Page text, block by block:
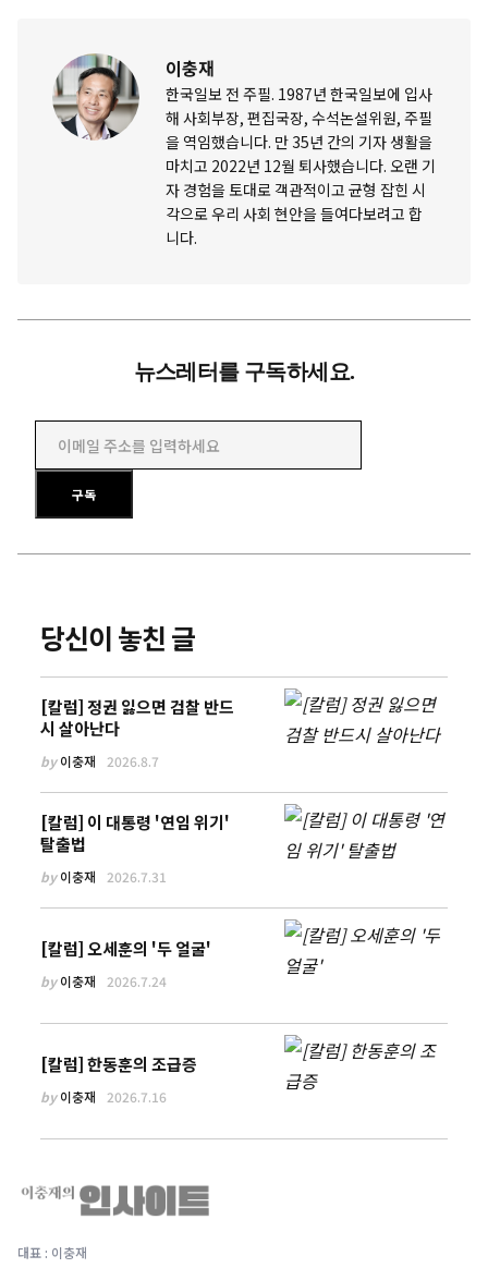
이충재
한국일보 전 주필. 1987년 한국일보에 입사
해 사회부장, 편집국장, 수석논설위원, 주필
을 역임했습니다. 만 35년 간의 기자 생활을
마치고 2022년 12월 퇴사했습니다. 오랜 기
자 경험을 토대로 객관적이고 균형 잡힌 시
각으로 우리 사회 현안을 들여다보려고 합
니다.
뉴스레터를 구독하세요.
이메일 주소를 입력하세요
구독
당신이 놓친 글
[칼럼] 정권 잃으면 검찰 반드
시 살아난다
by이충재 2026.8.7
[칼럼] 이 대통령 '연임 위기'
탈출법
by이충재 2026.7.31
[칼럼] 오세훈의 '두 얼굴'
by이충재 2026.7.24
[칼럼] 한동훈의 조급증
by이충재 2026.7.16
대표 : 이충재